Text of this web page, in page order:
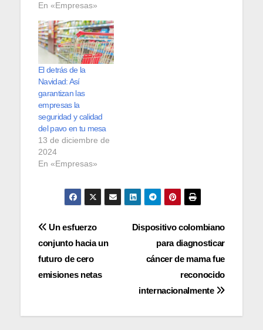
En «Empresas»
El detrás de la
Navidad: Así
garantizan las
empresas la
seguridad y calidad
del pavo en tu mesa
13 de diciembre de
2024
En «Empresas»
Navegación
de
entradas
Dispositivo colombiano
para diagnosticar
cáncer de mama fue
reconocido
internacionalmente
Un esfuerzo
conjunto hacia un
futuro de cero
emisiones netas